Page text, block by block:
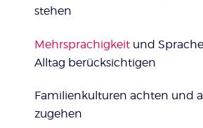
stehen
Mehrsprachigkeitund
Alltag berücksichtigen
Familienkulturen achten und
zugehen